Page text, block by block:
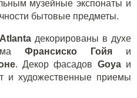
музейные экспонаты и
бытовые предметы.
Atlanta декорированы в духе
Франсиско Гойя и
. Декор фасадов Goya и
и художественные приемы